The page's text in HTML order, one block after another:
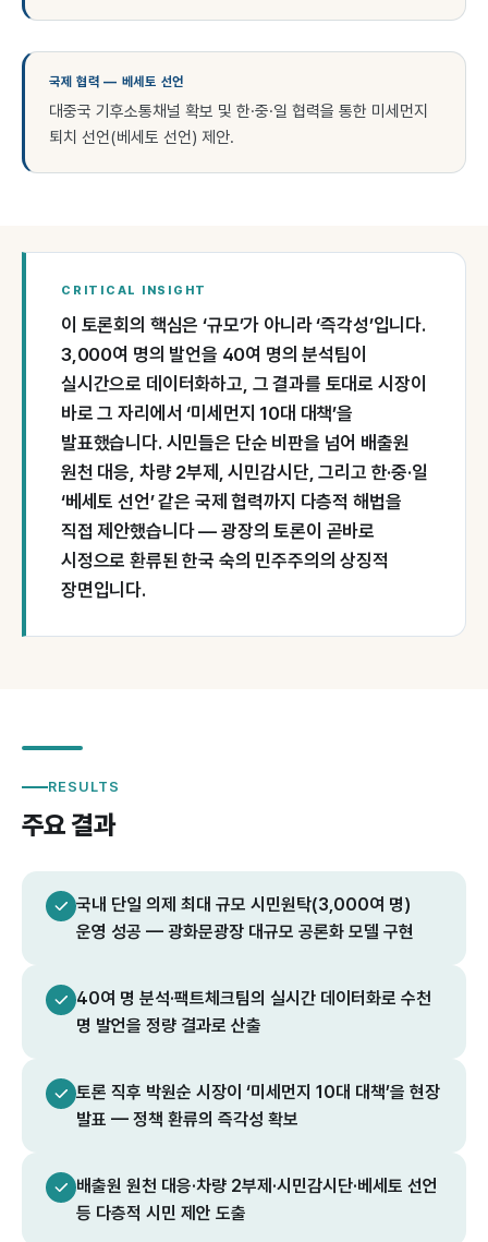
국제 협력 — 베세토 선언
대중국 기후소통채널 확보 및 한·중·일 협력을 통한 미세먼지
퇴치 선언(베세토 선언) 제안.
CRITICAL INSIGHT
이 토론회의 핵심은 ‘규모’가 아니라 ‘즉각성’입니다.
3,000여 명의 발언을 40여 명의 분석팀이
실시간으로 데이터화하고, 그 결과를 토대로 시장이
바로 그 자리에서 ‘미세먼지 10대 대책’을
발표했습니다. 시민들은 단순 비판을 넘어 배출원
원천 대응, 차량 2부제, 시민감시단, 그리고 한·중·일
‘베세토 선언’ 같은 국제 협력까지 다층적 해법을
직접 제안했습니다 — 광장의 토론이 곧바로
시정으로 환류된 한국 숙의 민주주의의 상징적
장면입니다.
RESULTS
주요 결과
국내 단일 의제 최대 규모 시민원탁(3,000여 명)
운영 성공 — 광화문광장 대규모 공론화 모델 구현
40여 명 분석·팩트체크팀의 실시간 데이터화로 수천
명 발언을 정량 결과로 산출
토론 직후 박원순 시장이 ‘미세먼지 10대 대책’을 현장
발표 — 정책 환류의 즉각성 확보
배출원 원천 대응·차량 2부제·시민감시단·베세토 선언
등 다층적 시민 제안 도출